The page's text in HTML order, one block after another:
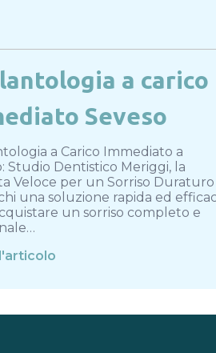
a carico
Seveso
a Carico Immediato a
Studio Dentistico Meriggi, la
Veloce per un Sorriso Duraturo
una soluzione rapida ed
un sorriso completo e